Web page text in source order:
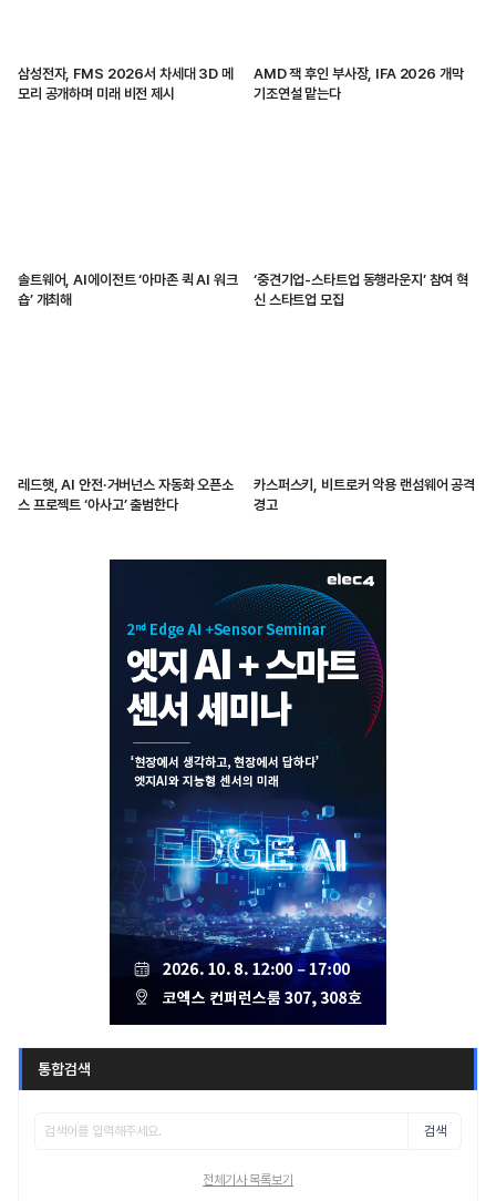
삼성전자, FMS 2026서 차세대 3D 메
모리 공개하며 미래 비전 제시
AMD 잭 후인 부사장, IFA 2026 개막
기조연설 맡는다
솔트웨어, AI에이전트 ‘아마존 퀵 AI 워크
숍’ 개최해
‘중견기업-스타트업 동행라운지’ 참여 혁
신 스타트업 모집
레드햇, AI 안전·거버넌스 자동화 오픈소
스 프로젝트 ‘아사고’ 출범한다
카스퍼스키, 비트로커 악용 랜섬웨어 공격
경고
통합검색
검색
전체기사 목록보기